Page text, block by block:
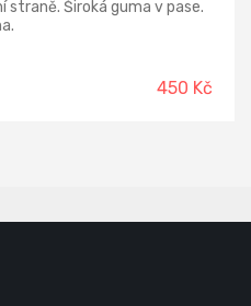
straně. Široká guma v pase.
450 Kč